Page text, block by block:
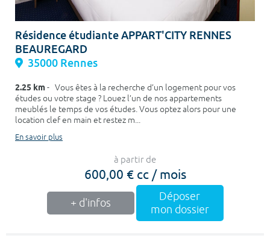
Résidence étudiante APPART'CITY RENNES
BEAUREGARD
35000 Rennes
2.25 km- Vous êtes à la recherche d’un logement pour vos
études ou votre stage ? Louez l’un de nos appartements
meublés le temps de vos études. Vous optez alors pour une
location clef en main et restez m...
En savoir plus
à partir de
600,00 € cc / mois
+ d'infos
Déposer
mon dossier